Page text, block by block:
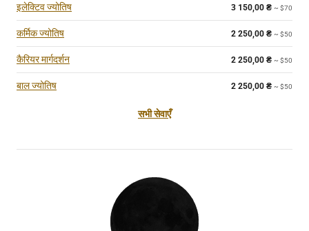
इलेक्टिव ज्योतिष 3 150,00 ₴ ~ $70
कर्मिक ज्योतिष 2 250,00 ₴ ~ $50
कैरियर मार्गदर्शन 2 250,00 ₴ ~ $50
बाल ज्योतिष 2 250,00 ₴ ~ $50
सभी सेवाएँ